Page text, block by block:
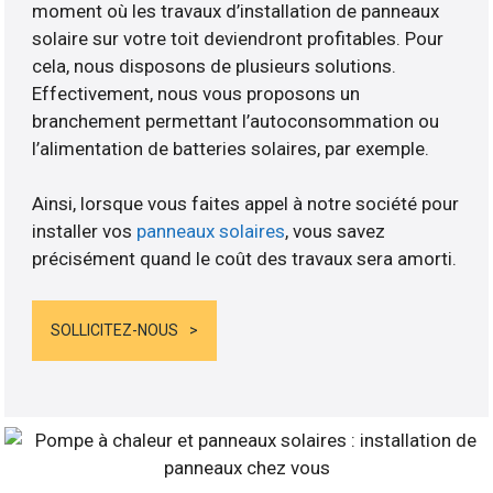
moment où les travaux d’installation de panneaux
solaire sur votre toit deviendront profitables. Pour
cela, nous disposons de plusieurs solutions.
Effectivement, nous vous proposons un
branchement permettant l’autoconsommation ou
l’alimentation de batteries solaires, par exemple.
Ainsi, lorsque vous faites appel à notre société pour
installer vos panneaux solaires, vous savez
précisément quand le coût des travaux sera amorti.
SOLLICITEZ-NOUS